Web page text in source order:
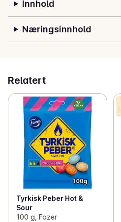
Innhold
Næringsinnhold
Relatert
Tyrkisk Peber Hot &
Sour
100 g, Fazer